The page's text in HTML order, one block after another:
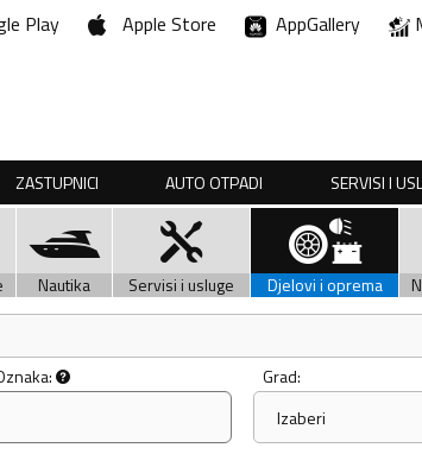
Play Apple Store AppGallery
ZASTUPNICI AUTO OTPADI SERVISI I
Nautika Servisi i usluge Djelovi i oprema
Grad:
Izaberi